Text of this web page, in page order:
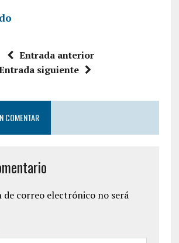
Entrada anterior
siguiente
COMENTAR
de correo electrónico no será